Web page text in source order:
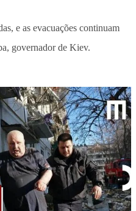
e as evacuações continuam
governador de Kiev.